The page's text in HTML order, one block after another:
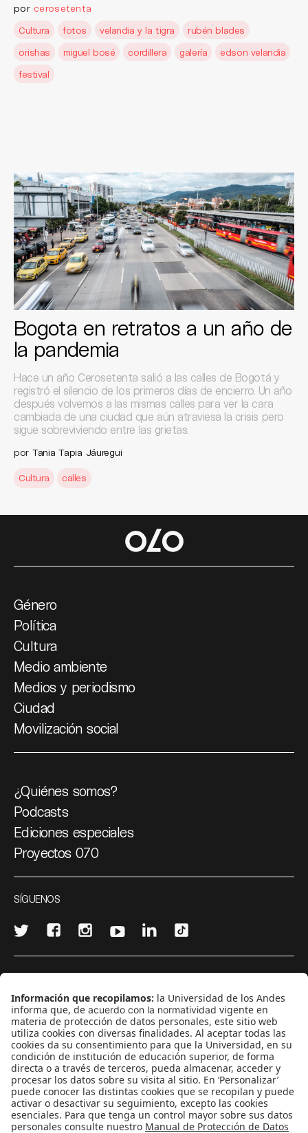
por cerosetenta
Cultura
fotos velandia y la tigra
rubén blades
orishas
miguel bosé cordillera galería
edson velandia
festival
Bogota en retratos a un año de
la pandemia
Hace un año Cerosetenta salió a las calles de Bogotá y
registró el silencio de los primeros días de encierro. Un año
después volvemos a las mismas calles para ver la cara
cambiada de una ciudad que aún atraviesa la crisis pero
sigue sobreviviendo entre las grietas.
por Tania Tapia Jáuregui
Cultura calles
Género
Política
Cultura
Medio ambiente
Medios y periodismo
Ciudad
Movilización social
¿Quiénes somos?
Podcasts
Ediciones especiales
Proyectos 070
SÍGUENOS
CONTÁCTANOS
cerosetenta@uniandes.edu.co
BOGOTÁ, COLOMBIA
NEWSLETTER